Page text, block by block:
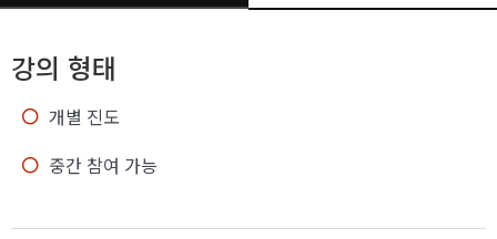
강의 형태
개별 진도
중간 참여 가능